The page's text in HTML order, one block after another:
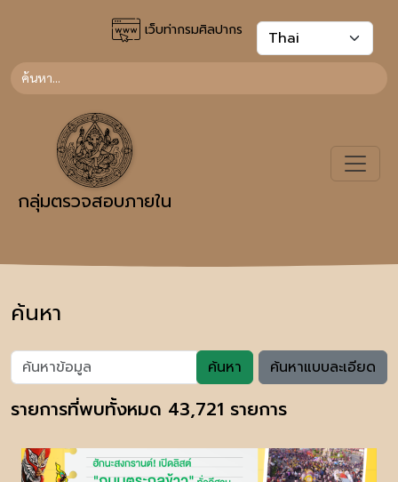
เว็บท่ากรมศิลปากร
กลุ่มตรวจสอบภายใน
ค้นหา
ค้นหา ค้นหาแบบละเอียด
รายการที่พบทั้งหมด 43,721 รายการ